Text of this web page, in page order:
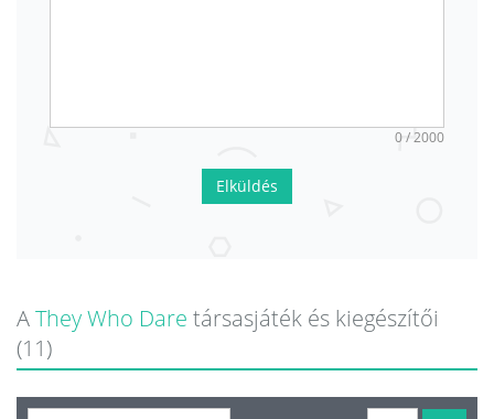
0 / 2000
Elküldés
AThey Who Dare társasjáték és kiegészítői
(11)